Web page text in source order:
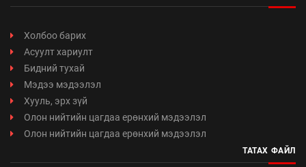
Холбоо барих
Асуулт хариулт
Бидний тухай
Мэдээ мэдээлэл
Хууль, эрх зүй
Олон нийтийн цагдаа ерөнхий мэдээлэл
Олон нийтийн цагдаа ерөнхий мэдээлэл
ТАТАХ ФАЙЛ